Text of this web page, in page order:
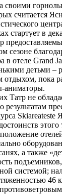
своими
считается
стартует в
сезоне
в отеле Grand
детьми –
отдыхом, пока
аниматоры.
Татр не
результатам
Skiareateste
этого
а также
системой;
46